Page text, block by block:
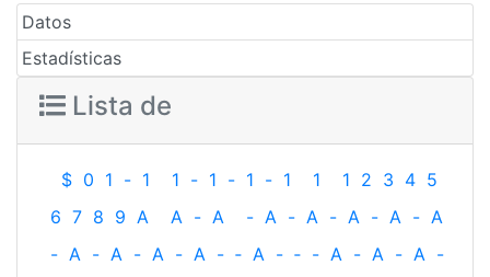
Datos
Estadísticas
Lista de
$ 0 1 - 1 1 - 1 - 1 - 1 1 1 2 3 4 5
6 7 8 9 A A - A - A - A - A - A - A
- A - A - A - A - ‐ A - ‐ - A - A - A -